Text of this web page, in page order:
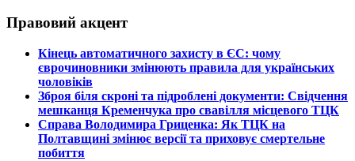
Правовий акцент
​Кінець автоматичного захисту в ЄС: чому
єврочиновники змінюють правила для українських
чоловіків
​Зброя біля скроні та підроблені документи: Свідчення
мешканця Кременчука про свавілля місцевого ТЦК
​Справа Володимира Гриценка: Як ТЦК на
Полтавщині змінює версії та приховує смертельне
побиття